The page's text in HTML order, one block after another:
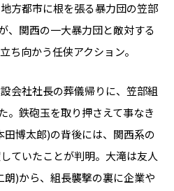
方都市に根を張る暴力団の笠部
、関西の一大暴力団と敵対する
ち向かう任侠アクション。
会社社長の葬儀帰りに、笠部組
。鉄砲玉を取り押さえて事なき
博太郎)の背後には、関西系の
ていたことが判明。大滝は友人
)から、組長襲撃の裏に企業や